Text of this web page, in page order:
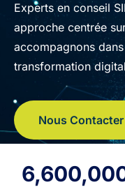
Experts en conseil
approche centrée
accompagnons
transformation
Nous Contacter